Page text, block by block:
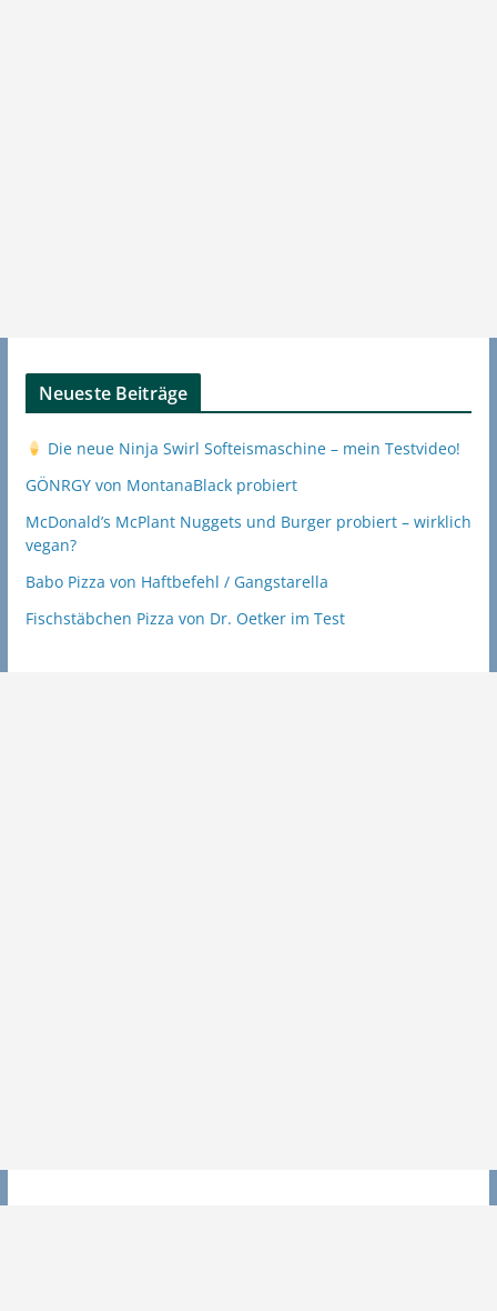
Neueste Beiträge
Die neue Ninja Swirl Softeismaschine – mein Testvideo!
GÖNRGY von MontanaBlack probiert
McDonald’s McPlant Nuggets und Burger probiert – wirklich
vegan?
Babo Pizza von Haftbefehl / Gangstarella
Fischstäbchen Pizza von Dr. Oetker im Test